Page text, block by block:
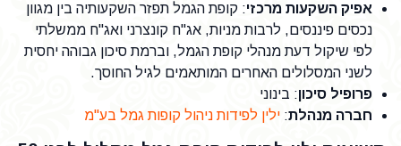
אפיק השקעות מרכזי: קופת הגמל תפזר השקעותיה בין מגוון
נכסים פיננסים, לרבות מניות, אג"ח קונצרני ואג"ח ממשלתי
לפי שיקול דעת מנהלי קופת הגמל, וברמת סיכון גבוהה יחסית
לשני המסלולים האחרים המותאמים לגיל החוסך.
פרופיל סיכון: בינוני
חברה מנהלת: ילין לפידות ניהול קופות גמל בע"מ